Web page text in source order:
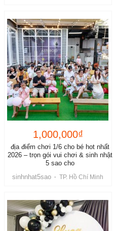
1,000,000₫
địa điểm chơi 1/6 cho bé hot nhất
2026 – trọn gói vui chơi & sinh nhật
5 sao cho
sinhnhat5sao · TP. Hồ Chí Minh